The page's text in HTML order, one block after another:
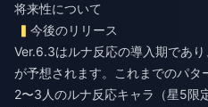
将来性について
今後のリリース
Ver.6.3はルナ反応の導入期であ
が予想されます。これまでのパ
2〜3人のルナ反応キャラ（星5限